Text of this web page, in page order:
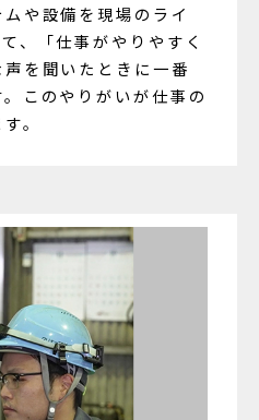
や設備を現場のライ
、「仕事がやりやすく
を聞いたときに一番
このやりがいが仕事の
。